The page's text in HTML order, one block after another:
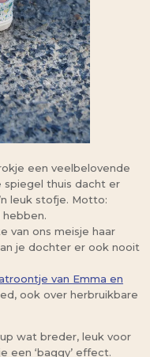
een veelbelovende
spiegel thuis dacht er
leuk stofje. Motto:
van ons meisje haar
je dochter er ook nooit
van Emma en
ook over herbruikbare
wat breder, leuk voor
een ‘baggy’ effect.